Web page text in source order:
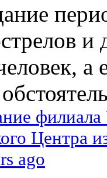
и
а
Центра
ago